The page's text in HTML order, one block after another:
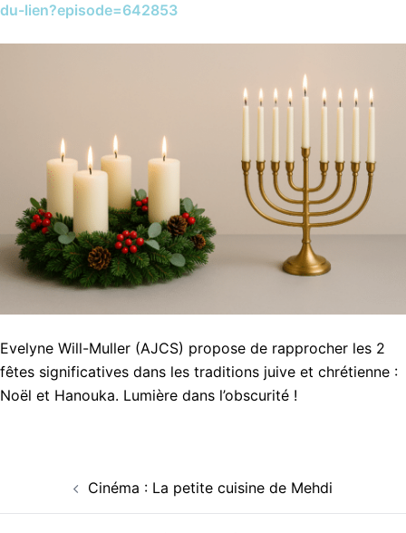
du-lien?episode=642853
Evelyne Will-Muller (AJCS) propose de rapprocher les 2
fêtes significatives dans les traditions juive et chrétienne :
Noël et Hanouka. Lumière dans l’obscurité !
d’article Cinéma : La petite cuisine de Mehdi